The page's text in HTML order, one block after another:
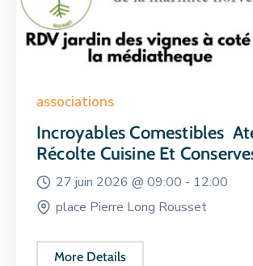
associations
Incroyables Comestibles
Récolte Cuisine Et
27 juin 2026 @ 09:00 - 12:00
place Pierre Long Rousset
More Details